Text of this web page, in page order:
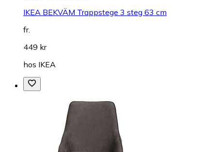
IKEA BEKVÄM Trappstege 3 steg 63 cm
fr.
449 kr
hos IKEA